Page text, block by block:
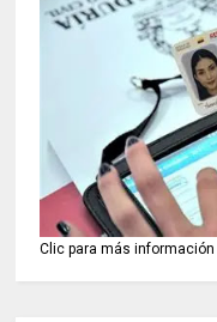
Clic para más información